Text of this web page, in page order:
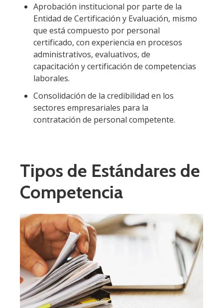
Aprobación institucional por parte de la
Entidad de Certificación y Evaluación, mismo
que está compuesto por personal
certificado, con experiencia en procesos
administrativos, evaluativos, de
capacitación y certificación de competencias
laborales.
Consolidación de la credibilidad en los
sectores empresariales para la
contratación de personal competente.
Tipos de Estándares de
Competencia